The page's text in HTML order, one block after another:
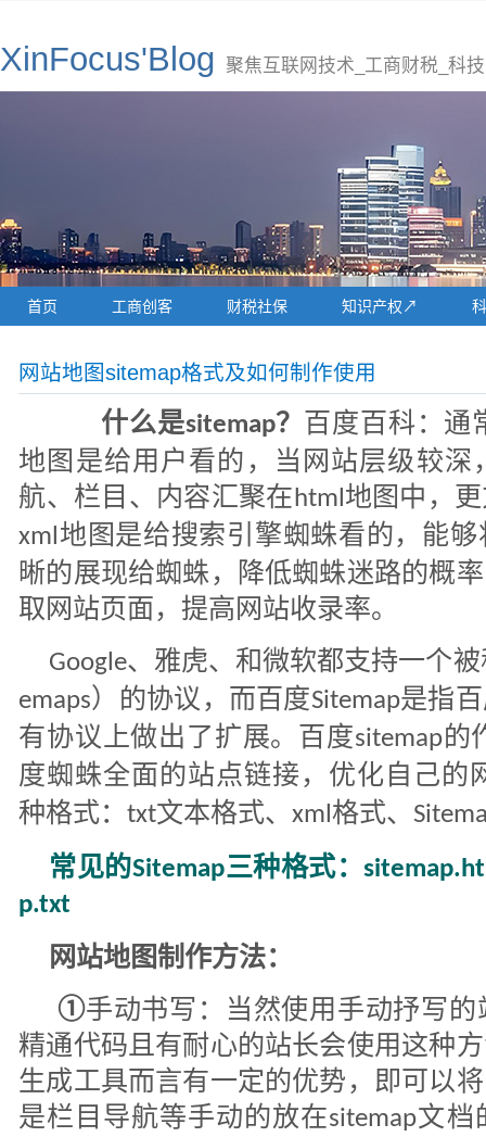
XinFocus'Blog 聚焦互联网技术_工商财税_科
首页 工商创客 财税社保 知识产权↗
网站地图sitemap格式及如何制作使用
什么是sitemap？
百度百科：通
地图是给用户看的，当网站层级较深
航、栏目、内容汇聚在html地图中，
xml地图是给搜索引擎蜘蛛看的，能
晰的展现给蜘蛛，降低蜘蛛迷路的概
取网站页面，提高网站收录率。
Google、雅虎、和微软都支持一个
emaps）的协议，而百度Sitemap是指
有协议上做出了扩展。百度sitemap的
度蜘蛛全面的站点链接，优化自己的
种格式：txt文本格式、xml格式、
常见的Sitemap三种格式：
p.txt
网站地图制作方法：
①手动书写：当然使用手动抒写
精通代码且有耐心的站长会使用这种
生成工具而言有一定的优势，即可以
是栏目导航等手动的放在sitemap文档